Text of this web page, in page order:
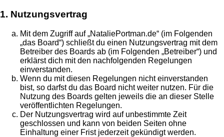
1. Nutzungsvertrag
Mit dem Zugriff auf „NataliePortman.de“ (im Folgenden
„das Board“) schließt du einen Nutzungsvertrag mit dem
Betreiber des Boards ab (im Folgenden „Betreiber“) und
erklärst dich mit den nachfolgenden Regelungen
einverstanden.
Wenn du mit diesen Regelungen nicht einverstanden
bist, so darfst du das Board nicht weiter nutzen. Für die
Nutzung des Boards gelten jeweils die an dieser Stelle
veröffentlichten Regelungen.
Der Nutzungsvertrag wird auf unbestimmte Zeit
geschlossen und kann von beiden Seiten ohne
Einhaltung einer Frist jederzeit gekündigt werden.